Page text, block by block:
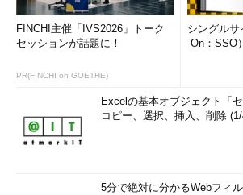
FINCHI主催「IVS2026」トーク
セッションが話題に！
PR(FINCHI on GOETHE)
シングル
-On：SSO
Excelの基本オブジェクト「
コピー、選択、挿入、削除
5分で絶対に分かるWebフィ